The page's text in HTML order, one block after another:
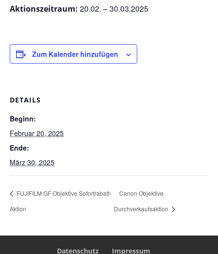
Aktionszeitraum: 20.02. – 30.03.2025
Zum Kalender hinzufügen
DETAILS
Beginn:
Februar 20, 2025
Ende:
März 30, 2025
FUJIFILM GF Objektive Sofortrabatt-
Aktion
Canon Objektive
Durchverkaufsaktion
Datenschutz Impressum